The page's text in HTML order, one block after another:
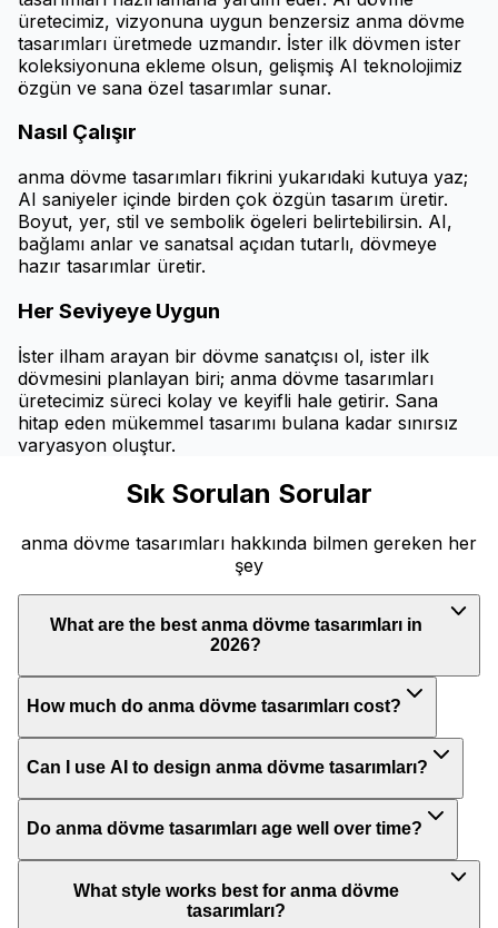
üretecimiz, vizyonuna uygun benzersiz anma dövme
tasarımları üretmede uzmandır. İster ilk dövmen ister
koleksiyonuna ekleme olsun, gelişmiş AI teknolojimiz
özgün ve sana özel tasarımlar sunar.
Nasıl Çalışır
anma dövme tasarımları fikrini yukarıdaki kutuya yaz;
AI saniyeler içinde birden çok özgün tasarım üretir.
Boyut, yer, stil ve sembolik ögeleri belirtebilirsin. AI,
bağlamı anlar ve sanatsal açıdan tutarlı, dövmeye
hazır tasarımlar üretir.
Her Seviyeye Uygun
İster ilham arayan bir dövme sanatçısı ol, ister ilk
dövmesini planlayan biri; anma dövme tasarımları
üretecimiz süreci kolay ve keyifli hale getirir. Sana
hitap eden mükemmel tasarımı bulana kadar sınırsız
varyasyon oluştur.
Sık Sorulan Sorular
anma dövme tasarımları hakkında bilmen gereken her
şey
What are the best anma dövme tasarımları in
2026?
How much do anma dövme tasarımları cost?
Can I use AI to design anma dövme tasarımları?
Do anma dövme tasarımları age well over time?
What style works best for anma dövme
tasarımları?